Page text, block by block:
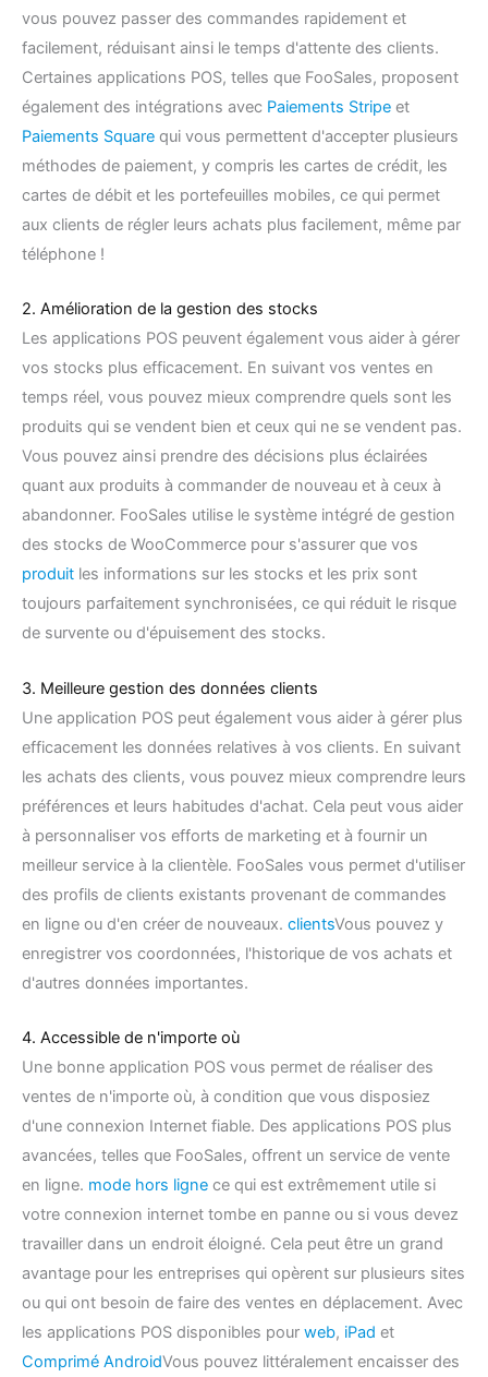
vous pouvez passer des commandes rapidement et
facilement, réduisant ainsi le temps d'attente des clients.
Certaines applications POS, telles que FooSales, proposent
également des intégrations avec Paiements Stripe et
Paiements Square qui vous permettent d'accepter plusieurs
méthodes de paiement, y compris les cartes de crédit, les
cartes de débit et les portefeuilles mobiles, ce qui permet
aux clients de régler leurs achats plus facilement, même par
téléphone !
2. Amélioration de la gestion des stocks
Les applications POS peuvent également vous aider à gérer
vos stocks plus efficacement. En suivant vos ventes en
temps réel, vous pouvez mieux comprendre quels sont les
produits qui se vendent bien et ceux qui ne se vendent pas.
Vous pouvez ainsi prendre des décisions plus éclairées
quant aux produits à commander de nouveau et à ceux à
abandonner. FooSales utilise le système intégré de gestion
des stocks de WooCommerce pour s'assurer que vos
produit les informations sur les stocks et les prix sont
toujours parfaitement synchronisées, ce qui réduit le risque
de survente ou d'épuisement des stocks.
3. Meilleure gestion des données clients
Une application POS peut également vous aider à gérer plus
efficacement les données relatives à vos clients. En suivant
les achats des clients, vous pouvez mieux comprendre leurs
préférences et leurs habitudes d'achat. Cela peut vous aider
à personnaliser vos efforts de marketing et à fournir un
meilleur service à la clientèle. FooSales vous permet d'utiliser
des profils de clients existants provenant de commandes
en ligne ou d'en créer de nouveaux. clientsVous pouvez y
enregistrer vos coordonnées, l'historique de vos achats et
d'autres données importantes.
4. Accessible de n'importe où
Une bonne application POS vous permet de réaliser des
ventes de n'importe où, à condition que vous disposiez
d'une connexion Internet fiable. Des applications POS plus
avancées, telles que FooSales, offrent un service de vente
en ligne. mode hors ligne ce qui est extrêmement utile si
votre connexion internet tombe en panne ou si vous devez
travailler dans un endroit éloigné. Cela peut être un grand
avantage pour les entreprises qui opèrent sur plusieurs sites
ou qui ont besoin de faire des ventes en déplacement. Avec
les applications POS disponibles pour web, iPad et
Comprimé AndroidVous pouvez littéralement encaisser des